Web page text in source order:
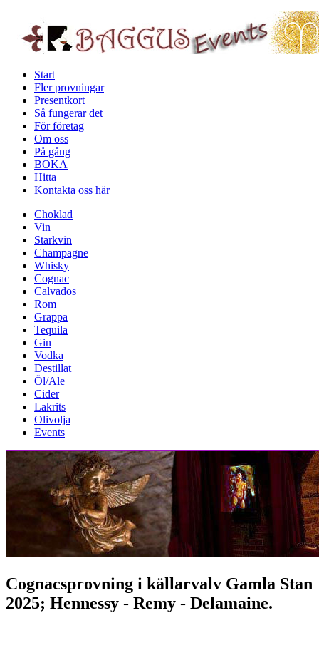
Start
Fler provningar
Presentkort
Så fungerar det
För företag
Om oss
På gång
BOKA
Hitta
Kontakta oss här
Choklad
Vin
Starkvin
Champagne
Whisky
Cognac
Calvados
Rom
Grappa
Tequila
Gin
Vodka
Destillat
Öl/Ale
Cider
Lakrits
Olivolja
Events
Cognacsprovning i källarvalv Gamla Stan
2025; Hennessy - Remy - Delamaine.